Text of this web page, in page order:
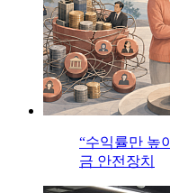
“수익률만 높
금 안전장치